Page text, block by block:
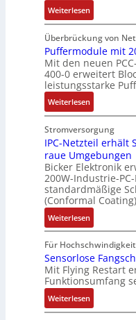
M
o
m
e
n
t
a
u
f
n
a
h
m
e
,
g
e
p
r
ä
g
t
d
u
t
e
s
c
h
ä
f
t
s
f
ü
h
r
e
r
z
u
V
s
t
a
n
m
e
s
:
Q
2
-
E
r
g
e
b
n
i
s
s
e
e
s
t
ä
t
i
t
r
i
e
b
s
-
u
n
d
M
a
k
e
t
i
g
l
e
i
t
e
Weiterlesen:
I
n
d
u
k
t
i
v
e
r
W
e
g
s
e
n
s
o
r
ü
b
e
r
Überbrückung von
Puffermodule mit
Mit den neuen
400-0 erweitert
leistungsstarke
Weiterlesen:
P
u
f
f
e
r
m
o
d
u
l
e
m
i
t
2
Stromversorgung
IPC-Netzteil erhält
raue Umgebungen
Bicker Elektronik
200W-Industrie-
standardmäßige
(Conformal
Weiterlesen:
I
P
C
N
t
Für
Sensorlose
Mit Flying Restart
Funktionsumfang
Weiterlesen:
S